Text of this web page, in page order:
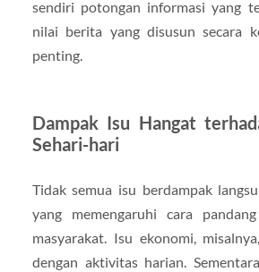
sendiri potongan informasi yang
nilai berita yang disusun secara
penting.
Dampak Isu Hangat
Sehari-hari
Tidak semua isu berdampak
yang memengaruhi cara
masyarakat. Isu ekonomi,
dengan aktivitas harian.